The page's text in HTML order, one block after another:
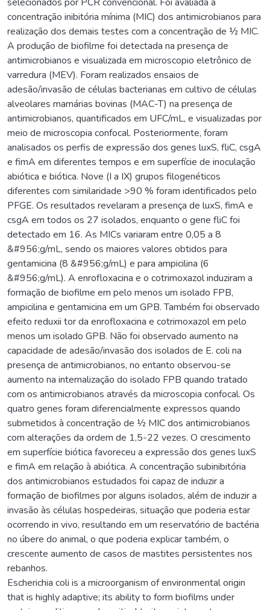
concentração inibitória mínima (MIC) dos antimicrobianos para
realização dos demais testes com a concentração de ½ MIC.
A produção de biofilme foi detectada na presença de
antimicrobianos e visualizada em microscopio eletrônico de
varredura (MEV). Foram realizados ensaios de
adesão/invasão de células bacterianas em cultivo de células
alveolares mamárias bovinas (MAC-T) na presença de
antimicrobianos, quantificados em UFC/mL, e visualizadas por
meio de microscopia confocal. Posteriormente, foram
analisados os perfis de expressão dos genes luxS, fliC, csgA
e fimA em diferentes tempos e em superfície de inoculação
abiótica e biótica. Nove (I a IX) grupos filogenéticos
diferentes com similaridade >90 % foram identificados pelo
PFGE. Os resultados revelaram a presença de luxS, fimA e
csgA em todos os 27 isolados, enquanto o gene fliC foi
detectado em 16. As MICs variaram entre 0,05 a 8
&#956;g/mL, sendo os maiores valores obtidos para
gentamicina (8 &#956;g/mL) e para ampicilina (6
&#956;g/mL). A enrofloxacina e o cotrimoxazol induziram a
formação de biofilme em pelo menos um isolado FPB,
ampicilina e gentamicina em um GPB. Também foi observado
efeito reduxii tor da enrofloxacina e cotrimoxazol em pelo
menos um isolado GPB. Não foi observado aumento na
capacidade de adesão/invasão dos isolados de E. coli na
presença de antimicrobianos, no entanto observou-se
aumento na internalização do isolado FPB quando tratado
com os antimicrobianos através da microscopia confocal. Os
quatro genes foram diferencialmente expressos quando
submetidos à concentração de ½ MIC dos antimicrobianos
com alterações da ordem de 1,5-22 vezes. O crescimento
em superfície biótica favoreceu a expressão dos genes luxS
e fimA em relação à abiótica. A concentração subinibitória
dos antimicrobianos estudados foi capaz de induzir a
formação de biofilmes por alguns isolados, além de induzir a
invasão às células hospedeiras, situação que poderia estar
ocorrendo in vivo, resultando em um reservatório de bactéria
no úbere do animal, o que poderia explicar também, o
crescente aumento de casos de mastites persistentes nos
rebanhos.
Escherichia coli is a microorganism of environmental origin
that is highly adaptive; its ability to form biofilms under